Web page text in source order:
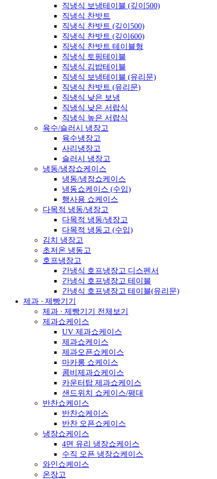
직냉식 보냉테이블 (깊이500)
직냉식 찬밧트
직냉식 찬밧트 (깊이500)
직냉식 찬밧트 (깊이600)
직냉식 찬밧트 테이블형
직냉식 토핑테이블
직냉식 김밥테이블
직냉식 보냉테이블 (유리문)
직냉식 찬밧트 (유리문)
직냉식 낮은 보냉
직냉식 낮은 서랍식
직냉식 높은 서랍식
육수/슬러시 냉장고
육수냉장고
사리냉장고
슬러시 냉장고
냉동/냉장쇼케이스
냉동/냉장쇼케이스
냉동쇼케이스 (수입)
행사용 쇼케이스
다목적 냉동/냉장고
다목적 냉동/냉장고
다목적 냉동고 (수입)
김치 냉장고
초저온 냉동고
호프냉장고
간냉식 호프냉장고 디스펜서
간냉식 호프냉장고 테이블
간냉식 호프냉장고 테이블(유리문)
제과 · 제빵기기
제과 · 제빵기기 전체보기
제과쇼케이스
UV 제과쇼케이스
제과쇼케이스
제과오픈쇼케이스
마카롱 쇼케이스
콤비제과쇼케이스
카운터탑 제과쇼케이스
샌드위치 쇼케이스/평대
반찬쇼케이스
반찬쇼케이스
반찬 오픈쇼케이스
냉장쇼케이스
4면 유리 냉장쇼케이스
수직 오픈 냉장쇼케이스
와인쇼케이스
온장고